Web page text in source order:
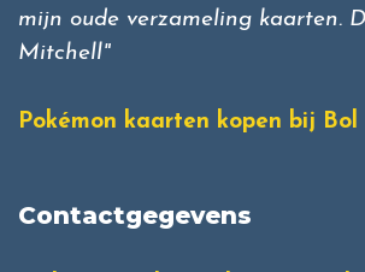
mijn oude verzameling kaarten.
Mitchell"
Pokémon kaarten kopen bij Bol
Contactgegevens